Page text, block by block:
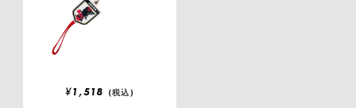
¥1,518 (税込)